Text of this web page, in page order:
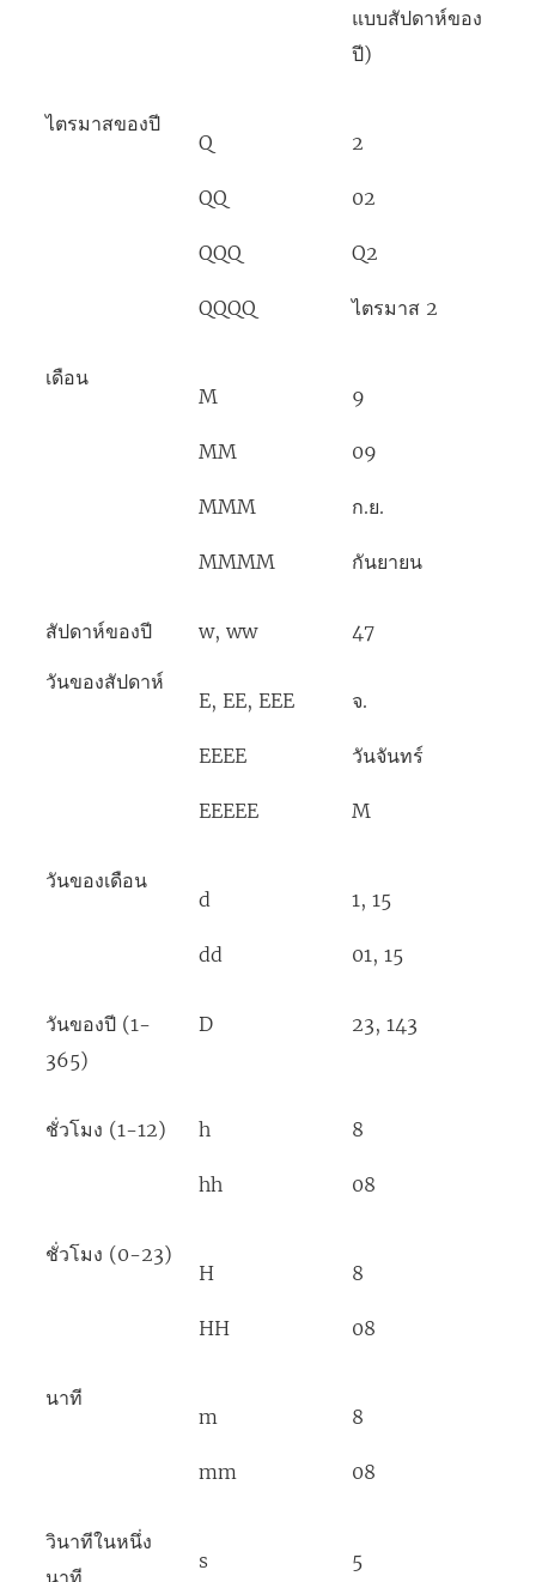
แบบสัปดาห์ของ
ปี)
ไตรมาสของปี
Q
QQ
QQQ
QQQQ
2
02
Q2
ไตรมาส 2
เดือน
M
MM
MMM
MMMM
9
09
ก.ย.
กันยายน
สัปดาห์ของปี w, ww 47
วันของสัปดาห์
E, EE, EEE
EEEE
EEEEE
จ.
วันจันทร์
M
วันของเดือน
d
dd
1, 15
01, 15
วันของปี (1-
365)
D 23, 143
ชั่วโมง (1-12) h
hh
8
08
ชั่วโมง (0-23)
H
HH
8
08
นาที
m
mm
8
08
วินาทีในหนึ่ง
นาที
s 5